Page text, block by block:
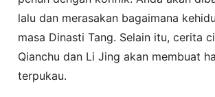
lalu dan merasakan bagaimana
masa Dinasti Tang. Selain itu, cerita
Qianchu dan Li Jing akan membuat
terpukau.